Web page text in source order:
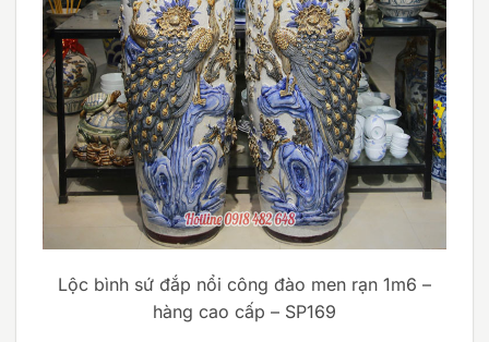
Lộc bình sứ đắp nổi công đào men rạn 1m6 –
hàng cao cấp – SP169